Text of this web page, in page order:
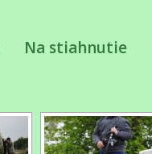
Na stiahnutie